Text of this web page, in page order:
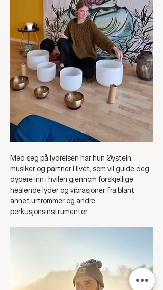
Med seg på lydreisen har hun Øystein,
musiker og partner i livet, som vil guide deg
dypere inn i hvilen gjennom forskjellige
healende lyder og vibrasjoner fra blant
annet urtrommer og andre
perkusjonsinstrumenter.